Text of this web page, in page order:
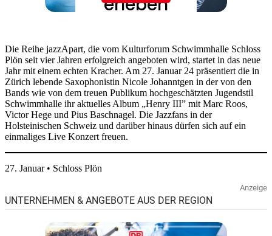
Die Reihe jazzApart, die vom Kulturforum Schwimmhalle Schloss
Plön seit vier Jahren erfolgreich angeboten wird, startet in das neue
Jahr mit einem echten Kracher. Am 27. Januar 24 präsentiert die in
Zürich lebende Saxophonistin Nicole Johanntgen in der von den
Bands wie von dem treuen Publikum hochgeschätzten Jugendstil
Schwimmhalle ihr aktuelles Album „Henry III” mit Marc Roos,
Victor Hege und Pius Baschnagel. Die Jazzfans in der
Holsteinischen Schweiz und darüber hinaus dürfen sich auf ein
einmaliges Live Konzert freuen.
27. Januar • Schloss Plön